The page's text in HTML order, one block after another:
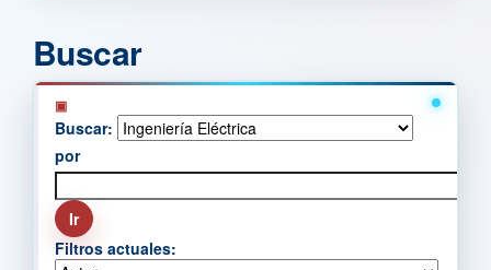
Buscar
Buscar:
por
Filtros actuales: